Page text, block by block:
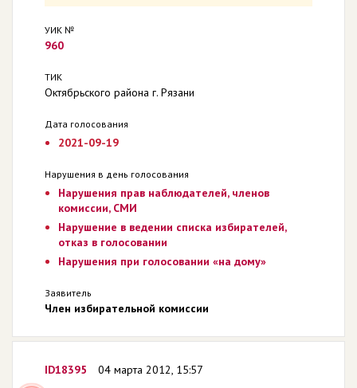
УИК №
960
ТИК
Октябрьского района г. Рязани
Дата голосования
2021-09-19
Нарушения в день голосования
Нарушения прав наблюдателей, членов
комиссии, СМИ
Нарушение в ведении списка избирателей,
отказ в голосовании
Нарушения при голосовании «на дому»
Заявитель
Член избирательной комиссии
ID18395 04 марта 2012, 15:57